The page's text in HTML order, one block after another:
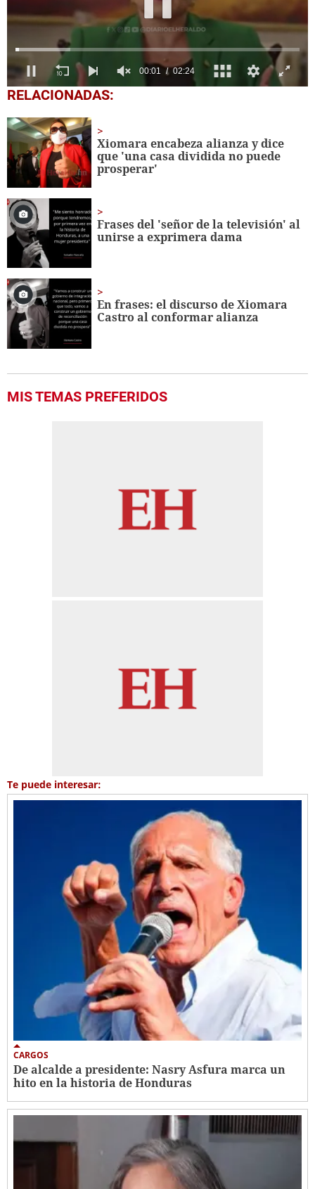
0
seconds
2
minutes,
24
seconds
RELACIONADAS:
Xiomara encabeza alianza y dice
que 'una casa dividida no puede
prosperar'
Frases del 'señor de la televisión' al
unirse a exprimera dama
En frases: el discurso de Xiomara
Castro al conformar alianza
MIS TEMAS PREFERIDOS
Te puede interesar:
CARGOS
De alcalde a presidente: Nasry Asfura marca un
hito en la historia de Honduras